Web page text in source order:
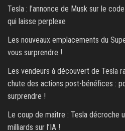
Tesla : l’annonce de Musk sur le
qui laisse perplexe
Les nouveaux emplacements du
vous surprendre !
Les vendeurs à découvert de Tesla
chute des actions post-bénéfices :
surprendre !
Le coup de maître : Tesla décroche
milliards sur l’IA !